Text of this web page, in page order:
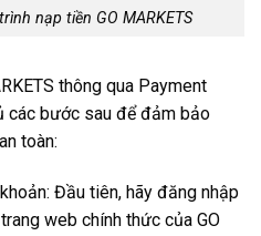
nạp tiền GO MARKETS
thông qua Payment
các bước sau để đảm bảo
toàn:
Đầu tiên, hãy đăng nhập
web chính thức của GO